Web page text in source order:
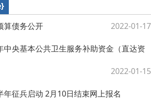
算债务公开
2022-01-17
中央基本公共卫生服务补助资金（直达资
2022-01-15
征兵启动 2月10日结束网上报名